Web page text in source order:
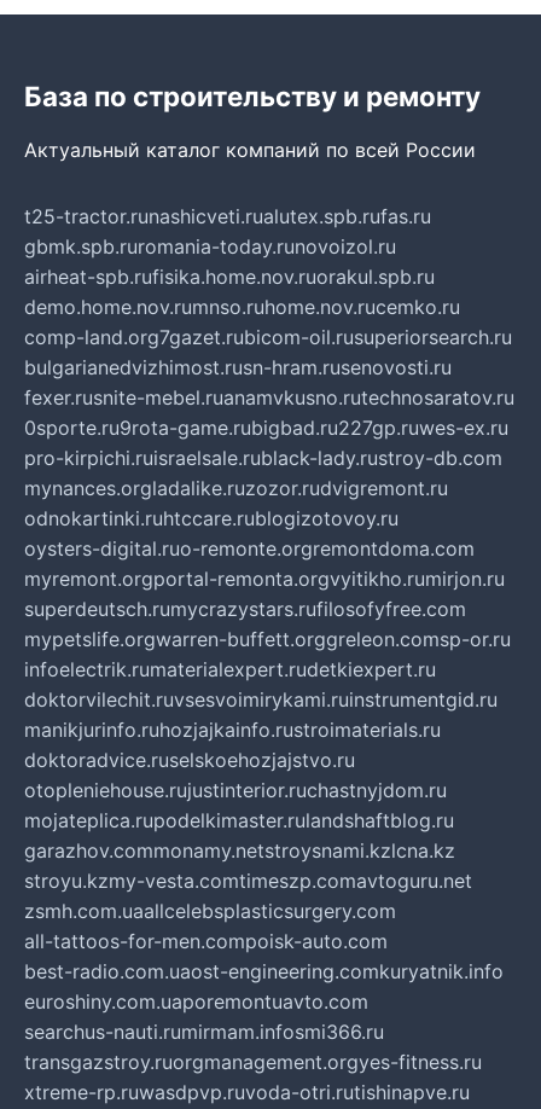
База по строительству и ремонту
Актуальный каталог компаний по всей России
t25-tractor.runashicveti.rualutex.spb.rufas.ru
gbmk.spb.ruromania-today.runovoizol.ru
airheat-spb.rufisika.home.nov.ruorakul.spb.ru
demo.home.nov.rumnso.ruhome.nov.rucemko.ru
comp-land.org7gazet.rubicom-oil.rusuperiorsearch.ru
bulgarianedvizhimost.rusn-hram.rusenovosti.ru
fexer.rusnite-mebel.ruanamvkusno.rutechnosaratov.ru
0sporte.ru9rota-game.rubigbad.ru227gp.ruwes-ex.ru
pro-kirpichi.ruisraelsale.rublack-lady.rustroy-db.com
mynances.orgladalike.ruzozor.rudvigremont.ru
odnokartinki.ruhtccare.rublogizotovoy.ru
oysters-digital.ruo-remonte.orgremontdoma.com
myremont.orgportal-remonta.orgvyitikho.rumirjon.ru
superdeutsch.rumycrazystars.rufilosofyfree.com
mypetslife.orgwarren-buffett.orggreleon.comsp-or.ru
infoelectrik.rumaterialexpert.rudetkiexpert.ru
doktorvilechit.ruvsesvoimirykami.ruinstrumentgid.ru
manikjurinfo.ruhozjajkainfo.rustroimaterials.ru
doktoradvice.ruselskoehozjajstvo.ru
otopleniehouse.rujustinterior.ruchastnyjdom.ru
mojateplica.rupodelkimaster.rulandshaftblog.ru
garazhov.commonamy.netstroysnami.kzlcna.kz
stroyu.kzmy-vesta.comtimeszp.comavtoguru.net
zsmh.com.uaallcelebsplasticsurgery.com
all-tattoos-for-men.compoisk-auto.com
best-radio.com.uaost-engineering.comkuryatnik.info
euroshiny.com.uaporemontuavto.com
searchus-nauti.rumirmam.infosmi366.ru
transgazstroy.ruorgmanagement.orgyes-fitness.ru
xtreme-rp.ruwasdpvp.ruvoda-otri.rutishinapve.ru